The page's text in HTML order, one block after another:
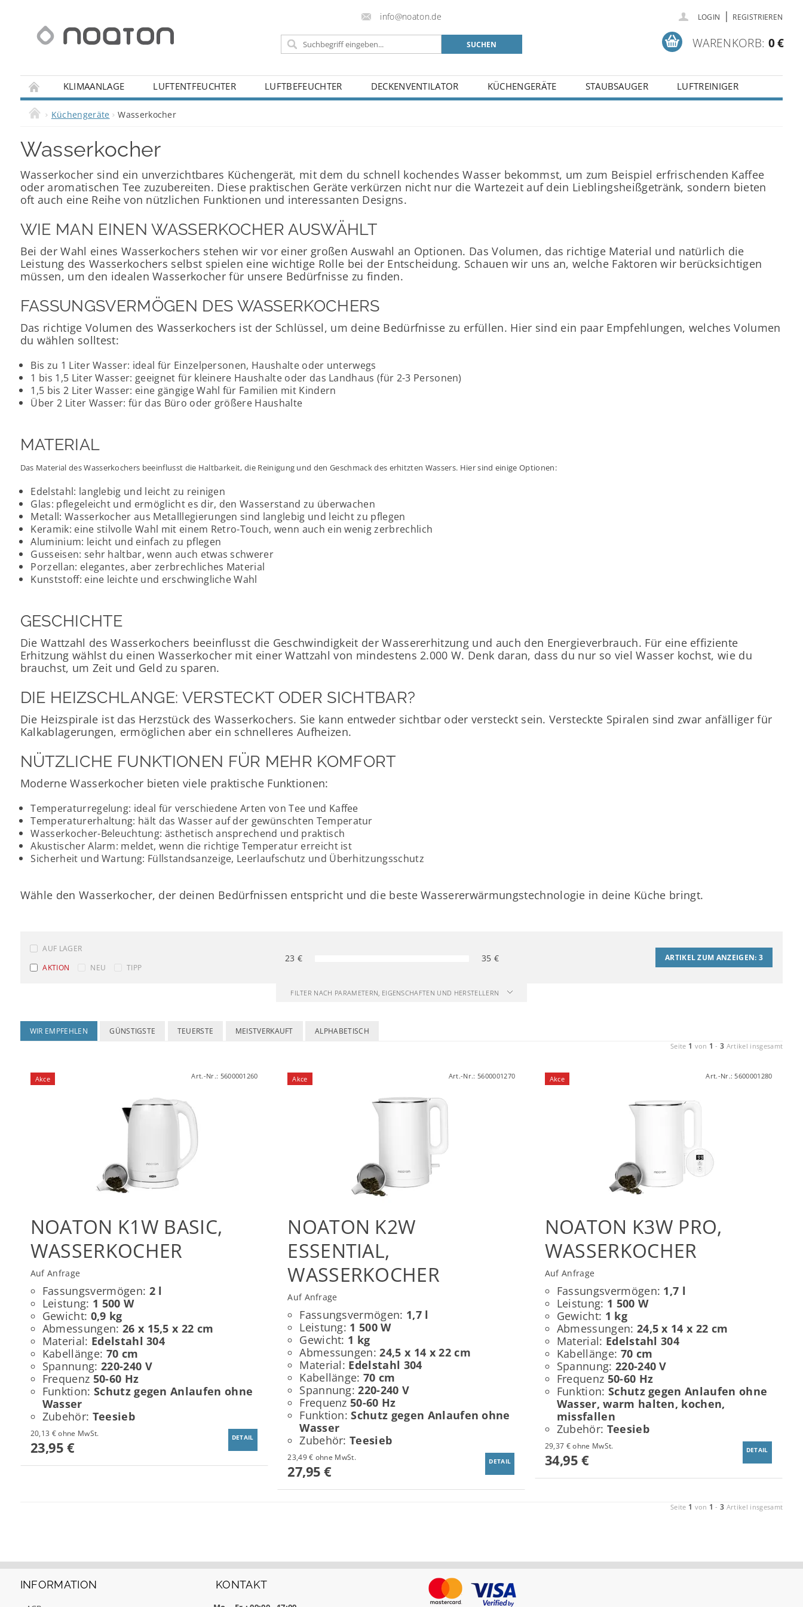
info@noaton.de LOGIN | REGISTRIEREN
WARENKORB: 0 €
KLIMAANLAGE LUFTENTFEUCHTER LUFTBEFEUCHTER DECKENVENTILATOR KÜCHENGERÄTE STAUBSAUGER
LUFTREINIGER
IHRE FRAGEN
Küchengeräte Wasserkocher
Wasserkocher
Wasserkocher sind ein unverzichtbares Küchengerät, mit dem du schnell kochendes Wasser bekommst, um zum Beispiel erfrischenden Kaffee
oder aromatischen Tee zuzubereiten. Diese praktischen Geräte verkürzen nicht nur die Wartezeit auf dein Lieblingsheißgetränk, sondern bieten
oft auch eine Reihe von nützlichen Funktionen und interessanten Designs.
WIE MAN EINEN WASSERKOCHER AUSWÄHLT
Bei der Wahl eines Wasserkochers stehen wir vor einer großen Auswahl an Optionen. Das Volumen, das richtige Material und natürlich die
Leistung des Wasserkochers selbst spielen eine wichtige Rolle bei der Entscheidung. Schauen wir uns an, welche Faktoren wir berücksichtigen
müssen, um den idealen Wasserkocher für unsere Bedürfnisse zu finden.
FASSUNGSVERMÖGEN DES WASSERKOCHERS
Das richtige Volumen des Wasserkochers ist der Schlüssel, um deine Bedürfnisse zu erfüllen. Hier sind ein paar Empfehlungen, welches Volumen
du wählen solltest:
Bis zu 1 Liter Wasser: ideal für Einzelpersonen, Haushalte oder unterwegs
1 bis 1,5 Liter Wasser: geeignet für kleinere Haushalte oder das Landhaus (für 2-3 Personen)
1,5 bis 2 Liter Wasser: eine gängige Wahl für Familien mit Kindern
Über 2 Liter Wasser: für das Büro oder größere Haushalte
MATERIAL
Das Material des Wasserkochers beeinflusst die Haltbarkeit, die Reinigung und den Geschmack des erhitzten Wassers. Hier sind einige Optionen:
Edelstahl: langlebig und leicht zu reinigen
Glas: pflegeleicht und ermöglicht es dir, den Wasserstand zu überwachen
Metall: Wasserkocher aus Metalllegierungen sind langlebig und leicht zu pflegen
Keramik: eine stilvolle Wahl mit einem Retro-Touch, wenn auch ein wenig zerbrechlich
Aluminium: leicht und einfach zu pflegen
Gusseisen: sehr haltbar, wenn auch etwas schwerer
Porzellan: elegantes, aber zerbrechliches Material
Kunststoff: eine leichte und erschwingliche Wahl
GESCHICHTE
Die Wattzahl des Wasserkochers beeinflusst die Geschwindigkeit der Wassererhitzung und auch den Energieverbrauch. Für eine effiziente
Erhitzung wählst du einen Wasserkocher mit einer Wattzahl von mindestens 2.000 W. Denk daran, dass du nur so viel Wasser kochst, wie du
brauchst, um Zeit und Geld zu sparen.
DIE HEIZSCHLANGE: VERSTECKT ODER SICHTBAR?
Die Heizspirale ist das Herzstück des Wasserkochers. Sie kann entweder sichtbar oder versteckt sein. Versteckte Spiralen sind zwar anfälliger für
Kalkablagerungen, ermöglichen aber ein schnelleres Aufheizen.
NÜTZLICHE FUNKTIONEN FÜR MEHR KOMFORT
Moderne Wasserkocher bieten viele praktische Funktionen:
Temperaturregelung: ideal für verschiedene Arten von Tee und Kaffee
Temperaturerhaltung: hält das Wasser auf der gewünschten Temperatur
Wasserkocher-Beleuchtung: ästhetisch ansprechend und praktisch
Akustischer Alarm: meldet, wenn die richtige Temperatur erreicht ist
Sicherheit und Wartung: Füllstandsanzeige, Leerlaufschutz und Überhitzungsschutz
Wähle den Wasserkocher, der deinen Bedürfnissen entspricht und die beste Wassererwärmungstechnologie in deine Küche bringt.
AUF LAGER
AKTION
NEU TIPP
23 € 35 € ARTIKEL ZUM ANZEIGEN: 3
FILTER NACH PARAMETERN, EIGENSCHAFTEN UND HERSTELLERN
WIR EMPFEHLEN GÜNSTIGSTE TEUERSTE MEISTVERKAUFT ALPHABETISCH
Seite 1 von 1 -3 Artikel insgesamt
Akce Art.-Nr.: 5600001260
NOATON K1W BASIC,
WASSERKOCHER
Auf Anfrage
Fassungsvermögen: 2 l
Leistung: 1 500 W
Gewicht: 0,9 kg
Abmessungen: 26 x 15,5 x 22 cm
Material: Edelstahl 304
Kabellänge: 70 cm
Spannung: 220-240 V
Frequenz 50-60 Hz
Funktion: Schutz gegen Anlaufen ohne
Wasser
Zubehör: Teesieb
20,13 € ohne MwSt.
23,95 €
DETAIL
Akce Art.-Nr.:5600001270
NOATON K2W
ESSENTIAL,
WASSERKOCHER
Auf Anfrage
Fassungsvermögen: 1,7 l
Leistung: 1 500 W
Gewicht: 1 kg
Abmessungen:24,5 x 14 x 22 cm
Material: Edelstahl 304
Kabellänge:70 cm
Spannung:220-240 V
Frequenz50-60 Hz
Funktion:Schutz gegen Anlaufen ohne
Wasser
Zubehör:Teesieb
23,49 € ohne MwSt.
27,95 €
DETAIL
Akce Art.-Nr.:5600001280
NOATON K3W PRO,
WASSERKOCHER
Auf Anfrage
Fassungsvermögen: 1,7 l
Leistung: 1 500 W
Gewicht: 1 kg
Abmessungen: 24,5 x 14 x 22 cm
Material: Edelstahl 304
Kabellänge: 70 cm
Spannung: 220-240 V
Frequenz 50-60 Hz
Funktion: Schutz gegen Anlaufen ohne
Wasser, warm halten, kochen,
missfallen
Zubehör: Teesieb
29,37 € ohne MwSt.
34,95 €
DETAIL
Seite 1 von 1 -3 Artikel insgesamt
INFORMATION KONTAKT